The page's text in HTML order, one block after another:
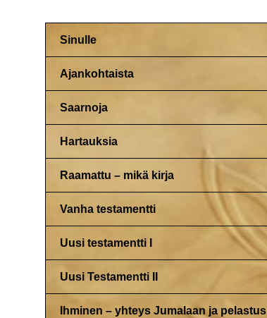
Sinulle
Ajankohtaista
Saarnoja
Hartauksia
Raamattu – mikä kirja
Vanha testamentti
Uusi testamentti I
Uusi Testamentti II
Ihminen – yhteys Jumalaan ja pelastus